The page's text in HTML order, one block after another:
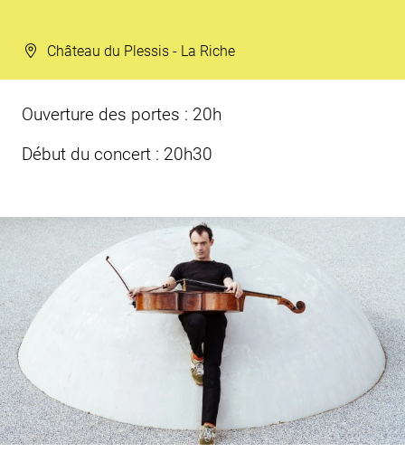
Château du Plessis - La Riche
Ouverture des portes : 20h
Début du concert : 20h30